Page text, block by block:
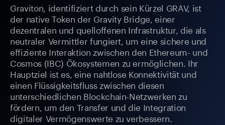
Graviton, identifiziert durch sein Kürzel GRAV, ist
der native Token der Gravity Bridge, einer
dezentralen und quelloffenen Infrastruktur, die als
neutraler Vermittler fungiert, um eine sichere und
effiziente Interaktion zwischen den Ethereum- und
Cosmos (IBC) Ökosystemen zu ermöglichen. Ihr
Hauptziel ist es, eine nahtlose Konnektivität und
einen Flüssigkeitsfluss zwischen diesen
unterschiedlichen Blockchain-Netzwerken zu
fördern, um den Transfer und die Integration
digitaler Vermögenswerte zu verbessern.